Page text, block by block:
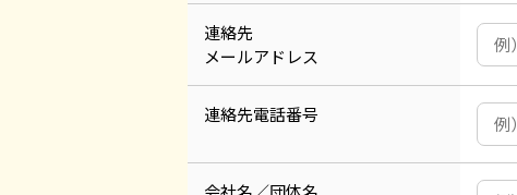
連絡先
メールアドレス
連絡先電話番号